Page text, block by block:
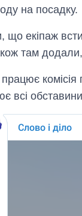
на посадку.
що екіпаж
там
працює
всі